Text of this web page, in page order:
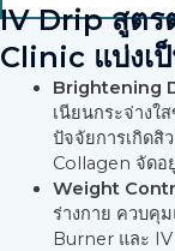
IV Drip สูตร
Clinic แบ่งเ
Brightening
เนียนกระจ่างใ
ปัจจัยการเกิดสิ
Collagen จัดอ
Weight
ร่างกาย ควบคุ
Burner และ